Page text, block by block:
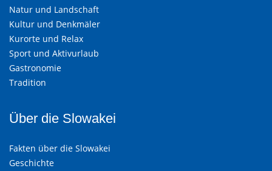
Natur und Landschaft
Kultur und Denkmäler
Kurorte und Relax
Sport und Aktivurlaub
Gastronomie
Tradition
Über die Slowakei
Fakten über die Slowakei
Geschichte